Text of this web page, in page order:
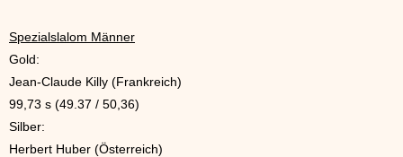
Spezialslalom Männer
Gold:
Jean-Claude Killy (Frankreich)
99,73 s (49.37 / 50,36)
Silber:
Herbert Huber (Österreich)